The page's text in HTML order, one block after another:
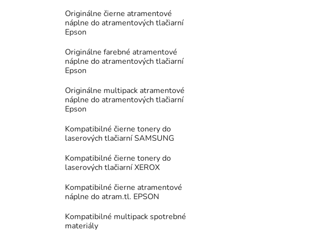
Originálne čierne atramentové
náplne do atramentových tlačiarní
Epson
Originálne farebné atramentové
náplne do atramentových tlačiarní
Epson
Originálne multipack atramentové
náplne do atramentových tlačiarní
Epson
Kompatibilné čierne tonery do
laserových tlačiarní SAMSUNG
Kompatibilné čierne tonery do
laserových tlačiarní XEROX
Kompatibilné čierne atramentové
náplne do atram.tl. EPSON
Kompatibilné multipack spotrebné
materiály